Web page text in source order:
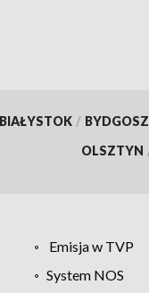
BIAŁYSTOK /
OLSZTYN
Emisja w TVP
System NOS